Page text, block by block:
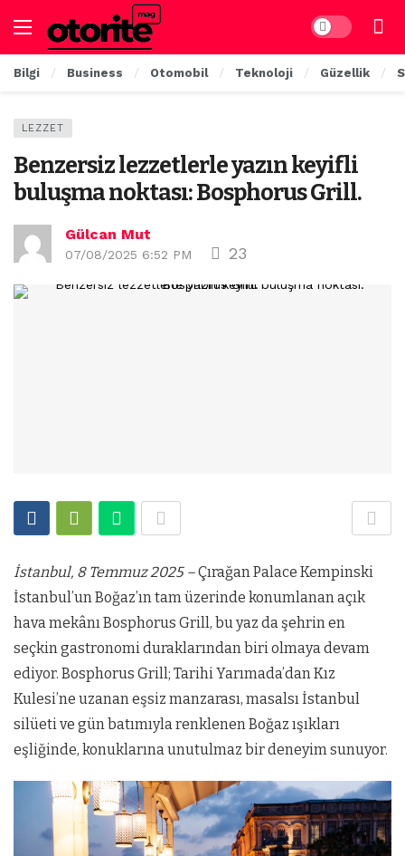
Dark mode
Bilgi Business Otomobil Teknoloji Güzellik
LEZZET
Benzersiz lezzetlerle yazın keyifli
buluşma noktası: Bosphorus Grill.
Gülcan Mut
07/08/2025 6:52 PM 23
İstanbul, 8 Temmuz 2025 –Çırağan Palace Kempinski
İstanbul’un Boğaz’ın tam üzerinde konumlanan açık
hava mekânı Bosphorus Grill, bu yaz da şehrin en
seçkin gastronomi duraklarından biri olmaya devam
ediyor. Bosphorus Grill; Tarihi Yarımada’dan Kız
Kulesi’ne uzanan eşsiz manzarası, masalsı İstanbul
silüeti ve gün batımıyla renklenen Boğaz ışıkları
eşliğinde, konuklarına unutulmaz bir deneyim sunuyor.